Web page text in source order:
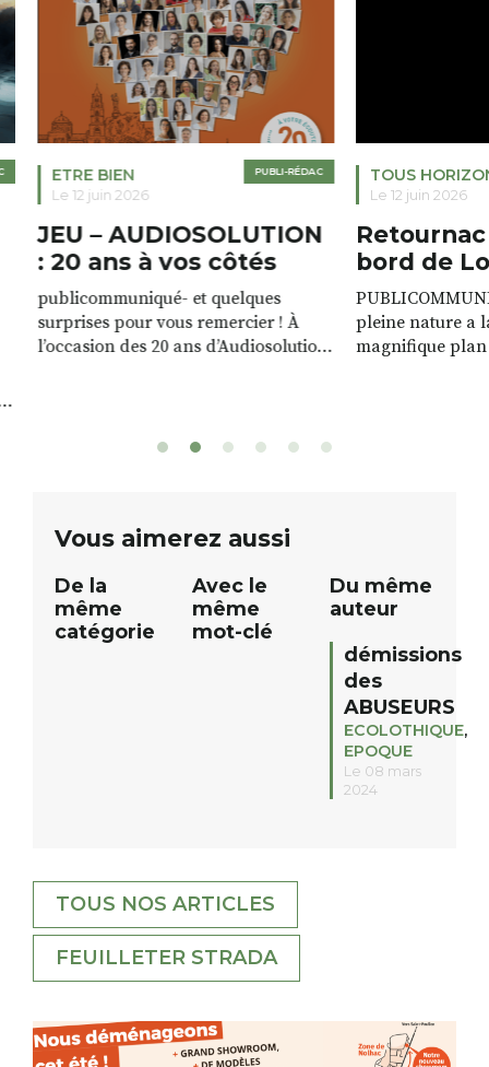
PUBLI-RÉDAC
ETRE BIEN
Le 12 juin 2026
JEU – AUDIOSOLUTION
: 20 ans à vos côtés
publicommuniqué- et quelques
surprises pour vous remercier ! À
l’occasion des 20 ans d’Audiosolution,
sont à gagner, sélectionnés auprès
12h à […]
TOUS
Le 12 juin 2026
bord de
pleine nature a
magnifique plan
Vous aimerez aussi
De la
même
catégorie
Avec le
même
mot-clé
Du même
auteur
démissions
des
ABUSEURS
ECOLOTHIQUE,
EPOQUE
Le 08 mars
2024
TOUS NOS ARTICLES
FEUILLETER STRADA